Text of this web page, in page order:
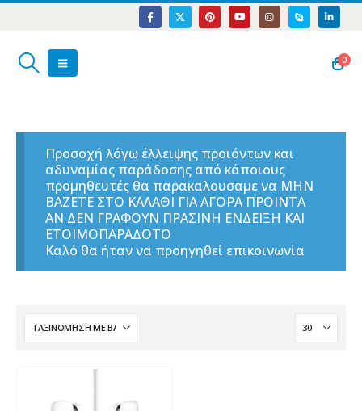
0
Προσοχή λόγω έλλειψης προϊόντων και
αδυναμίας παράδοσης από κάποιους
προμηθευτές θα παρακαλουσαμε να ΜΗΝ
ΒΑΖΕΤΕ ΣΤΟ ΚΑΛΑΘΙ ΓΙΑ ΑΓΟΡΑ ΠΡΟΙΝΤΑ
ΑΝ ΔΕΝ ΓΡΑΦΟΥΝ ΠΡΑΣΙΝΗ ΕΝΔΕΙΞΗ ΚΑΙ
ΕΤΟΙΜΟΠΑΡΑΔΟΤΟ
Καλό θα ήταν να προηγηθεί επικοινωνία